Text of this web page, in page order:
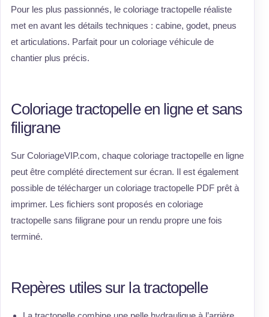
Pour les plus passionnés, le coloriage tractopelle réaliste
met en avant les détails techniques : cabine, godet, pneus
et articulations. Parfait pour un coloriage véhicule de
chantier plus précis.
Coloriage tractopelle en ligne et sans
filigrane
Sur ColoriageVIP.com, chaque coloriage tractopelle en ligne
peut être complété directement sur écran. Il est également
possible de télécharger un coloriage tractopelle PDF prêt à
imprimer. Les fichiers sont proposés en coloriage
tractopelle sans filigrane pour un rendu propre une fois
terminé.
Repères utiles sur la tractopelle